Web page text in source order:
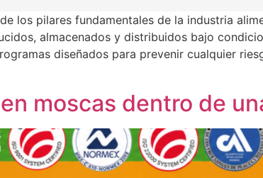
los pilares fundamentales de la industria
almacenados y distribuidos bajo
diseñados para prevenir cualquier
moscas dentro de